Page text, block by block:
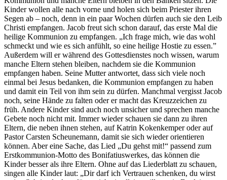
Kinder wollen alle nach vorne und holen sich beim Priester ihren
Segen ab – noch, denn in ein paar Wochen dürfen auch sie den Leib
Christi empfangen. Jacob freut sich schon darauf, das erste Mal die
heilige Kommunion zu empfangen. „Ich frage mich, wie das wohl
schmeckt und wie es sich anfühlt, so eine heilige Hostie zu essen.”
Außerdem will er während des Gottesdienstes noch wissen, warum
manche Eltern stehen bleiben, nachdem sie die Kommunion
empfangen haben. Seine Mutter antwortet, dass sich viele noch
einmal bei Jesus bedanken, die Kommunion empfangen zu haben
und damit ein Teil von ihm sein zu dürfen. Manchmal vergisst Jacob
noch, seine Hände zu falten oder er macht das Kreuzzeichen zu
früh. Andere Kinder sind auch noch unsicher und sprechen manche
Gebete noch nicht mit. Immer wieder schauen sie dann zu ihren
Eltern, die neben ihnen stehen, auf Katrin Kokenkemper oder auf
Pastor Carsten Scheunemann, damit sie sich wieder orientieren
können. Aber eine Sache, das Lied „Du gehst mit!“ passend zum
Erstkommunion-Motto des Bonifatiuswerkes, das können die
Kinder besser als ihre Eltern. Ohne auf das Liederblatt zu schauen,
singen alle Kinder laut: „Dir darf ich Vertrauen schenken, du wirst